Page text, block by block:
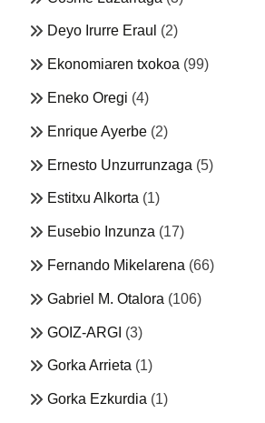
Deyo Irurre Eraul (2)
Ekonomiaren txokoa (99)
Eneko Oregi (4)
Enrique Ayerbe (2)
Ernesto Unzurrunzaga (5)
Estitxu Alkorta (1)
Eusebio Inzunza (17)
Fernando Mikelarena (66)
Gabriel M. Otalora (106)
GOIZ-ARGI (3)
Gorka Arrieta (1)
Gorka Ezkurdia (1)